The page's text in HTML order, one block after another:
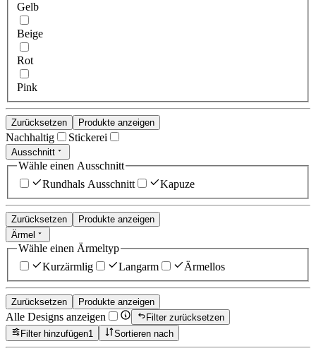
Gelb
Beige
Rot
Pink
Zurücksetzen Produkte anzeigen
Nachhaltig Stickerei
Ausschnitt
Wähle einen Ausschnitt
Rundhals Ausschnitt
Kapuze
Zurücksetzen
Produkte anzeigen
Ärmel
Wähle einen Ärmeltyp
Kurzärmlig
Langarm Ärmellos
Zurücksetzen Produkte anzeigen
Alle Designs anzeigen
Filter zurücksetzen
Filter hinzufügen1 Sortieren nach